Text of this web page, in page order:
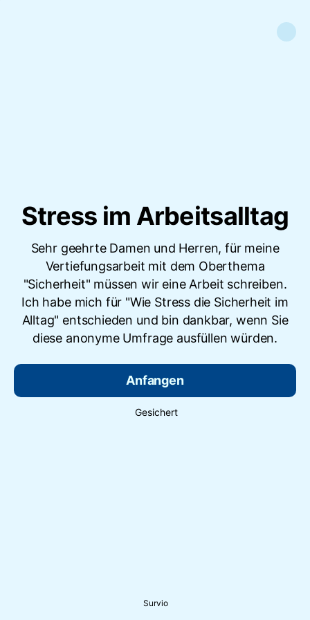
Stress im Arbeitsalltag
Sehr geehrte Damen und Herren, für meine
Vertiefungsarbeit mit dem Oberthema
"Sicherheit" müssen wir eine Arbeit schreiben.
Ich habe mich für "Wie Stress die Sicherheit im
Alltag" entschieden und bin dankbar, wenn Sie
diese anonyme Umfrage ausfüllen würden.
Anfangen
Gesichert
Survio